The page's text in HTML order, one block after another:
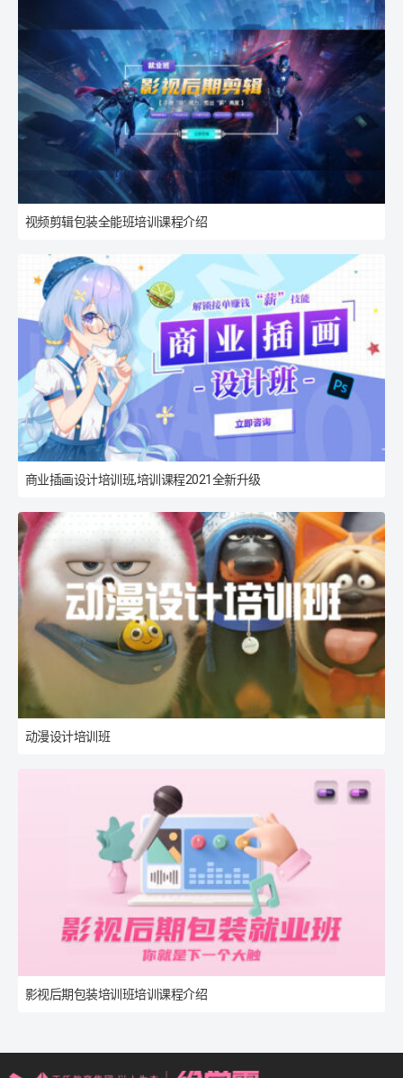
视频剪辑包装全能班培训课程介绍
商业插画设计培训班,培训课程2021全新升级
动漫设计培训班
影视后期包装培训班培训课程介绍